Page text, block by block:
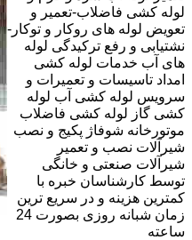
لوله کشی فاضلاب-تعمیر و
تعویض لوله های روکار و توکار-
نشتیابی و رفع ترکیدگی لوله
های آب خدمات لوله کشی
امداد تاسیسات و تعمیرات و
سرویس لوله کشی آب لوله
کشی گاز لوله کشی فاضلاب
موتورخانه شوفاژ پکیج و نصب
شیرآلات نصب و تعمیر
شیرآلات صنعتی و خانگی
توسط کارشناسان خبره با
کمترین هزینه و در سریع ترین
زمان شبانه روزی بصورت 24
ساعته